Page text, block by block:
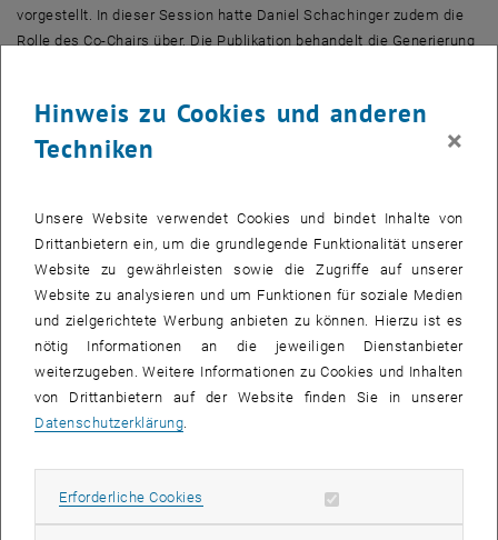
vorgestellt. In dieser Session hatte Daniel Schachinger zudem die
Rolle des Co-Chairs über. Die Publikation behandelt die Generierung
Zielfunktion, in der die konkurrierenden Ziele der
Komfortmaximierung und der Kosten- bzw. Verbrauchsminimierung
Wissensbasis vereinfacht eine Erzeugung des
Optimierungsproblems ohne die Notwendigkeit, zusätzliches
Expertenwissen einzubinden. Dadurch ist das Optimierungsproblem
automatisch erzeugbar, was die Wiederverwendbarkeit des
Ansatzes steigert.
In bis zu sechs parallelen Sessions wurden an den drei
Konferenztagen zahlreiche Arbeiten präsentiert, Keynotes
abgehalten und auch Plenarsitzungen angeboten. Am ersten Abend
veranstaltet. Das Galadinner am zweiten Abend fand außerhalb der
Stadt auf einem kleinen Weingut statt.
Hinweis zu Cookies und anderen
Techniken
×
Unsere Website verwendet Cookies und bindet Inhalte von
Drittanbietern ein, um die grundlegende Funktionalität unserer
Website zu gewährleisten sowie die Zugriffe auf unserer
Website zu analysieren und um Funktionen für soziale Medien
und zielgerichtete Werbung anbieten zu können. Hierzu ist es
nötig Informationen an die jeweiligen Dienstanbieter
weiterzugeben. Weitere Informationen zu Cookies und Inhalten
von Drittanbietern auf der Website finden Sie in unserer
Datenschutzerklärung.
Erforderliche Cookies Erforderliche Cookies zulassen